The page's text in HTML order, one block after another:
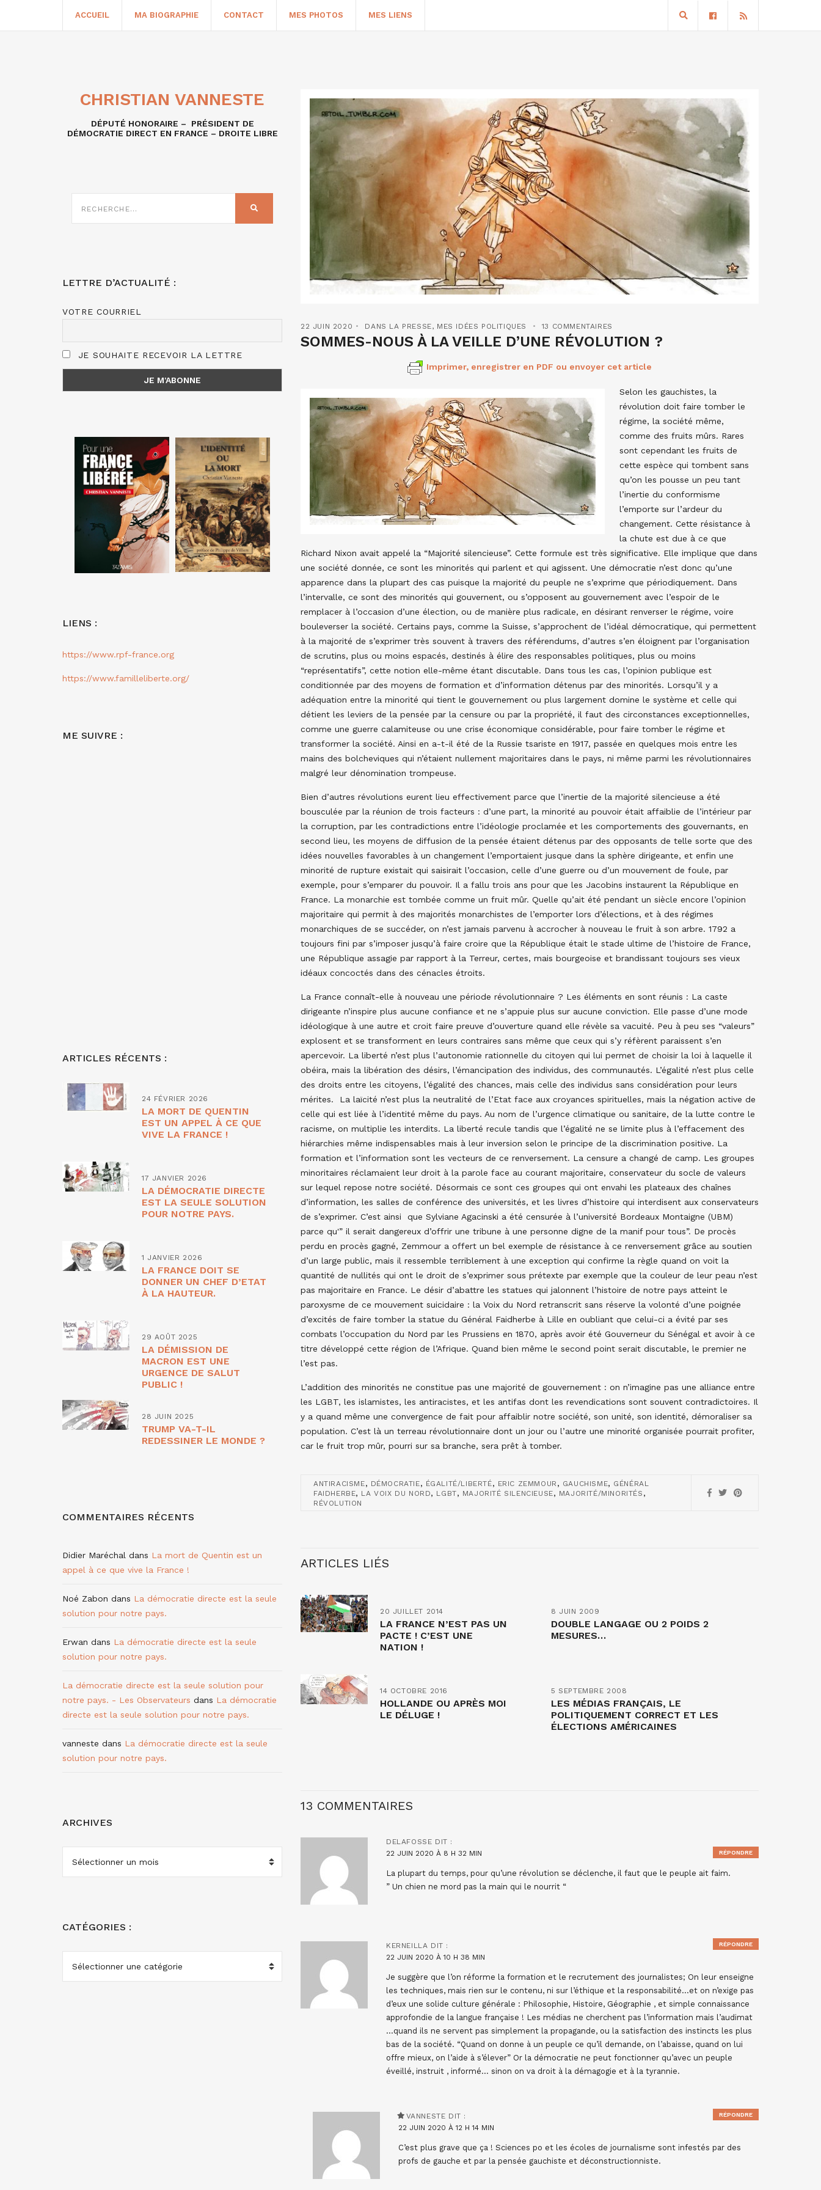
ACCUEIL MA BIOGRAPHIE CONTACT MES PHOTOS MES LIENS
22 JUIN 2020 DANS LA PRESSE, MES IDÉES POLITIQUES 13 COMMENTAIRES
SOMMES-NOUS À LA VEILLE D’UNE RÉVOLUTION ?
Imprimer, enregistrer en PDF ou envoyer cet article
Selon les gauchistes, la
révolution doit faire tomber le
régime, la société même,
comme des fruits mûrs. Rares
sont cependant les fruits de
cette espèce qui tombent sans
qu’on les pousse un peu tant
l’inertie du conformisme
l’emporte sur l’ardeur du
changement. Cette résistance à
la chute est due à ce que
Richard Nixon avait appelé la “Majorité silencieuse”. Cette formule est très significative. Elle implique que dans
une société donnée, ce sont les minorités qui parlent et qui agissent. Une démocratie n’est donc qu’une
apparence dans la plupart des cas puisque la majorité du peuple ne s’exprime que périodiquement. Dans
l’intervalle, ce sont des minorités qui gouvernent, ou s’opposent au gouvernement avec l’espoir de le
remplacer à l’occasion d’une élection, ou de manière plus radicale, en désirant renverser le régime, voire
bouleverser la société. Certains pays, comme la Suisse, s’approchent de l’idéal démocratique, qui permettent
à la majorité de s’exprimer très souvent à travers des référendums, d’autres s’en éloignent par l’organisation
de scrutins, plus ou moins espacés, destinés à élire des responsables politiques, plus ou moins
“représentatifs”, cette notion elle-même étant discutable. Dans tous les cas, l’opinion publique est
conditionnée par des moyens de formation et d’information détenus par des minorités. Lorsqu’il y a
adéquation entre la minorité qui tient le gouvernement ou plus largement domine le système et celle qui
détient les leviers de la pensée par la censure ou par la propriété, il faut des circonstances exceptionnelles,
comme une guerre calamiteuse ou une crise économique considérable, pour faire tomber le régime et
transformer la société. Ainsi en a-t-il été de la Russie tsariste en 1917, passée en quelques mois entre les
mains des bolcheviques qui n’étaient nullement majoritaires dans le pays, ni même parmi les révolutionnaires
malgré leur dénomination trompeuse.
Bien d’autres révolutions eurent lieu effectivement parce que l’inertie de la majorité silencieuse a été
bousculée par la réunion de trois facteurs : d’une part, la minorité au pouvoir était affaiblie de l’intérieur par
la corruption, par les contradictions entre l’idéologie proclamée et les comportements des gouvernants, en
second lieu, les moyens de diffusion de la pensée étaient détenus par des opposants de telle sorte que des
idées nouvelles favorables à un changement l’emportaient jusque dans la sphère dirigeante, et enfin une
minorité de rupture existait qui saisirait l’occasion, celle d’une guerre ou d’un mouvement de foule, par
exemple, pour s’emparer du pouvoir. Il a fallu trois ans pour que les Jacobins instaurent la République en
France. La monarchie est tombée comme un fruit mûr. Quelle qu’ait été pendant un siècle encore l’opinion
majoritaire qui permit à des majorités monarchistes de l’emporter lors d’élections, et à des régimes
monarchiques de se succéder, on n’est jamais parvenu à accrocher à nouveau le fruit à son arbre. 1792 a
toujours fini par s’imposer jusqu’à faire croire que la République était le stade ultime de l’histoire de France,
une République assagie par rapport à la Terreur, certes, mais bourgeoise et brandissant toujours ses vieux
idéaux concoctés dans des cénacles étroits.
La France connaît-elle à nouveau une période révolutionnaire ? Les éléments en sont réunis : La caste
dirigeante n’inspire plus aucune confiance et ne s’appuie plus sur aucune conviction. Elle passe d’une mode
idéologique à une autre et croit faire preuve d’ouverture quand elle révèle sa vacuité. Peu à peu ses “valeurs”
explosent et se transforment en leurs contraires sans même que ceux qui s’y réfèrent paraissent s’en
apercevoir. La liberté n’est plus l’autonomie rationnelle du citoyen qui lui permet de choisir la loi à laquelle il
obéira, mais la libération des désirs, l’émancipation des individus, des communautés. L’égalité n’est plus celle
des droits entre les citoyens, l’égalité des chances, mais celle des individus sans considération pour leurs
mérites. La laïcité n’est plus la neutralité de l’Etat face aux croyances spirituelles, mais la négation active de
celle qui est liée à l’identité même du pays. Au nom de l’urgence climatique ou sanitaire, de la lutte contre le
racisme, on multiplie les interdits. La liberté recule tandis que l’égalité ne se limite plus à l’effacement des
hiérarchies même indispensables mais à leur inversion selon le principe de la discrimination positive. La
formation et l’information sont les vecteurs de ce renversement. La censure a changé de camp. Les groupes
minoritaires réclamaient leur droit à la parole face au courant majoritaire, conservateur du socle de valeurs
sur lequel repose notre société. Désormais ce sont ces groupes qui ont envahi les plateaux des chaînes
d’information, les salles de conférence des universités, et les livres d’histoire qui interdisent aux conservateurs
de s’exprimer. C’est ainsi que Sylviane Agacinski a été censurée à l’université Bordeaux Montaigne (UBM)
parce qu'” il serait dangereux d’offrir une tribune à une personne digne de la manif pour tous”. De procès
perdu en procès gagné, Zemmour a offert un bel exemple de résistance à ce renversement grâce au soutien
d’un large public, mais il ressemble terriblement à une exception qui confirme la règle quand on voit la
quantité de nullités qui ont le droit de s’exprimer sous prétexte par exemple que la couleur de leur peau n’est
pas majoritaire en France. Le désir d’abattre les statues qui jalonnent l’histoire de notre pays atteint le
paroxysme de ce mouvement suicidaire : la Voix du Nord retranscrit sans réserve la volonté d’une poignée
d’excités de faire tomber la statue du Général Faidherbe à Lille en oubliant que celui-ci a évité par ses
combats l’occupation du Nord par les Prussiens en 1870, après avoir été Gouverneur du Sénégal et avoir à ce
titre développé cette région de l’Afrique. Quand bien même le second point serait discutable, le premier ne
l’est pas.
L’addition des minorités ne constitue pas une majorité de gouvernement : on n’imagine pas une alliance entre
les LGBT, les islamistes, les antiracistes, et les antifas dont les revendications sont souvent contradictoires. Il
y a quand même une convergence de fait pour affaiblir notre société, son unité, son identité, démoraliser sa
population. C’est là un terreau révolutionnaire dont un jour ou l’autre une minorité organisée pourrait profiter,
car le fruit trop mûr, pourri sur sa branche, sera prêt à tomber.
ANTIRACISME, DÉMOCRATIE, ÉGALITÉ/LIBERTÉ, ERIC ZEMMOUR , GAUCHISME, GÉNÉRAL
FAIDHERBE, LA VOIX DU NORD, LGBT, MAJORITÉ SILENCIEUSE, MAJORITÉ/MINORITÉS ,
RÉVOLUTION
ARTICLES LIÉS
20 JUILLET 2014
LA FRANCE N’EST PAS UN
PACTE ! C’EST UNE
NATION !
8 JUIN 2009
DOUBLE LANGAGE OU 2 POIDS 2
MESURES…
14 OCTOBRE 2016
HOLLANDE OU APRÈS MOI
LE DÉLUGE !
5 SEPTEMBRE 2008
LES MÉDIAS FRANÇAIS, LE
POLITIQUEMENT CORRECT ET LES
ÉLECTIONS AMÉRICAINES
13 COMMENTAIRES
DELAFOSSE DIT :
22 JUIN 2020 À 8 H 32 MIN
La plupart du temps, pour qu’une révolution se déclenche, il faut que le peuple ait faim.
” Un chien ne mord pas la main qui le nourrit “
RÉPONDRE
KERNEILLA DIT :
22 JUIN 2020 À 10 H 38 MIN
Je suggère que l’on réforme la formation et le recrutement des journalistes; On leur enseigne
les techniques, mais rien sur le contenu, ni sur l’éthique et la responsabilité…et on n’exige pas
d’eux une solide culture générale : Philosophie, Histoire, Géographie , et simple connaissance
approfondie de la langue française ! Les médias ne cherchent pas l’information mais l’audimat
…quand ils ne servent pas simplement la propagande, ou la satisfaction des instincts les plus
bas de la société. “Quand on donne à un peuple ce qu’il demande, on l’abaisse, quand on lui
offre mieux, on l’aide à s’élever” Or la démocratie ne peut fonctionner qu’avec un peuple
éveillé, instruit , informé… sinon on va droit à la démagogie et à la tyrannie.
RÉPONDRE
VANNESTE DIT :
22 JUIN 2020 À 12 H 14 MIN
C’est plus grave que ça ! Sciences po et les écoles de journalisme sont infestés par des
profs de gauche et par la pensée gauchiste et déconstructionniste.
RÉPONDRE
CHRISTIAN VANNESTE
DÉPUTÉ HONORAIRE – PRÉSIDENT DE
DÉMOCRATIE DIRECT EN FRANCE – DROITE LIBRE
SUR
LETTRE D’ACTUALITÉ :
VOTRE COURRIEL
JE SOUHAITE RECEVOIR LA LETTRE
LIENS :
https://www.rpf-france.org
https://www.familleliberte.org/
ME SUIVRE :
ARTICLES RÉCENTS :
24 FÉVRIER 2026
LA MORT DE QUENTIN
EST UN APPEL À CE QUE
VIVE LA FRANCE !
17 JANVIER 2026
LA DÉMOCRATIE DIRECTE
EST LA SEULE SOLUTION
POUR NOTRE PAYS.
1 JANVIER 2026
LA FRANCE DOIT SE
DONNER UN CHEF D’ETAT
À LA HAUTEUR.
29 AOÛT 2025
LA DÉMISSION DE
MACRON EST UNE
URGENCE DE SALUT
PUBLIC !
28 JUIN 2025
TRUMP VA-T-IL
REDESSINER LE MONDE ?
COMMENTAIRES RÉCENTS
Didier Maréchal dans La mort de Quentin est un
appel à ce que vive la France !
Noé Zabon dans La démocratie directe est la seule
solution pour notre pays.
Erwan dans La démocratie directe est la seule
solution pour notre pays.
La démocratie directe est la seule solution pour
notre pays. - Les Observateurs dans La démocratie
directe est la seule solution pour notre pays.
vanneste dans La démocratie directe est la seule
solution pour notre pays.
ARCHIVES
ARCHIVES
CATÉGORIES :
CATÉGORIES